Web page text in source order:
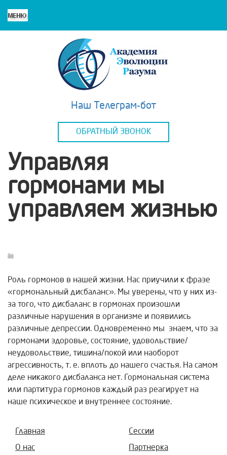
Наш Телеграм-бот
ОБРАТНЫЙ ЗВОНОК
Управляя
гормонами мы
управляем жизнью
Роль гормонов в нашей жизни. Нас приучили к фразе
«гормональный дисбаланс». Мы уверены, что у них из-
за того, что дисбаланс в гормонах произошли
различные нарушения в организме и появились
различные депрессии. Одновременно мы знаем, что за
гормонами здоровье, состояние, удовольствие/
неудовольствие, тишина/покой или наоборот
агрессивность, т. е. вплоть до нашего счастья. На самом
деле никакого дисбаланса нет. Гормональная система
или партитура гормонов каждый раз реагирует на
наше психическое и внутреннее состояние.
Главная
О нас
Сессии
Партнерка